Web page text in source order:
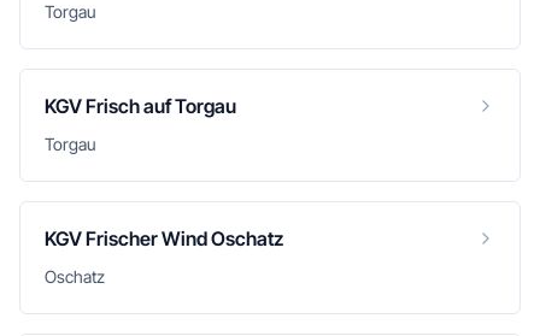
Torgau
KGV Frisch auf Torgau
Torgau
KGV Frischer Wind Oschatz
Oschatz